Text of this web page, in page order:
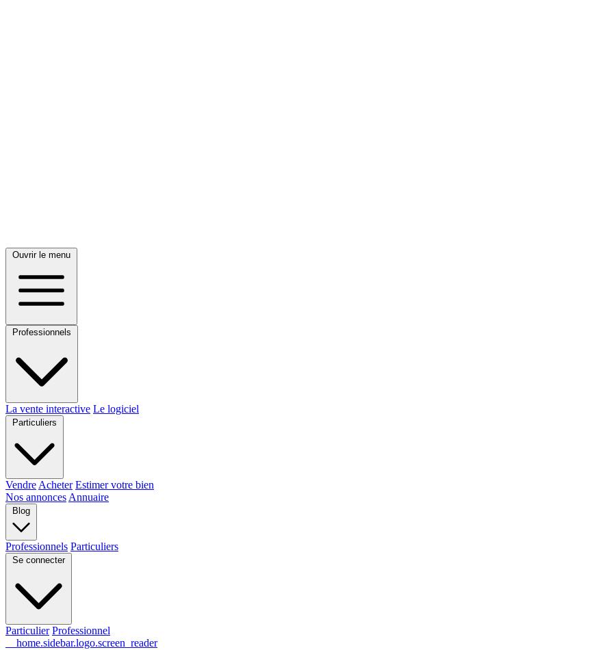
Ouvrir le menu
Professionnels
La vente interactive Le logiciel
Particuliers
Vendre Acheter Estimer votre bien
Nos annonces Annuaire
Blog
Professionnels Particuliers
Se connecter
Particulier Professionnel
__home.sidebar.logo.screen_reader